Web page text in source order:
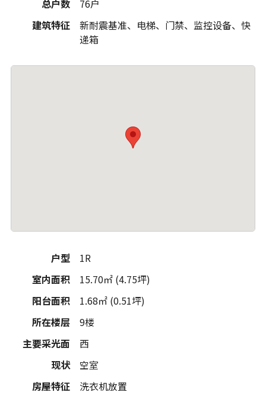
总户数
76户
建筑特征
新耐震基准、电梯、门禁、监控设备、快
递箱
户型
1R
室内面积
15.70㎡ (4.75坪)
阳台面积
1.68㎡ (0.51坪)
所在楼层
9楼
主要采光面
西
现状
空室
房屋特征
洗衣机放置